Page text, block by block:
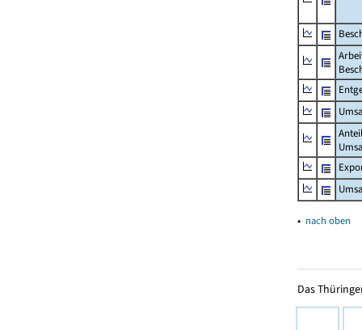
▴ nach oben
Das